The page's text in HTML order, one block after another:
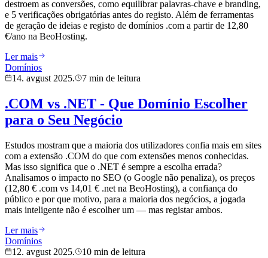
destroem as conversões, como equilibrar palavras-chave e branding,
e 5 verificações obrigatórias antes do registo. Além de ferramentas
de geração de ideias e registo de domínios .com a partir de 12,80
€/ano na BeoHosting.
Ler mais
Domínios
14. avgust 2025.
7 min de leitura
.COM vs .NET - Que Domínio Escolher
para o Seu Negócio
Estudos mostram que a maioria dos utilizadores confia mais em sites
com a extensão .COM do que com extensões menos conhecidas.
Mas isso significa que o .NET é sempre a escolha errada?
Analisamos o impacto no SEO (o Google não penaliza), os preços
(12,80 € .com vs 14,01 € .net na BeoHosting), a confiança do
público e por que motivo, para a maioria dos negócios, a jogada
mais inteligente não é escolher um — mas registar ambos.
Ler mais
Domínios
12. avgust 2025.
10 min de leitura